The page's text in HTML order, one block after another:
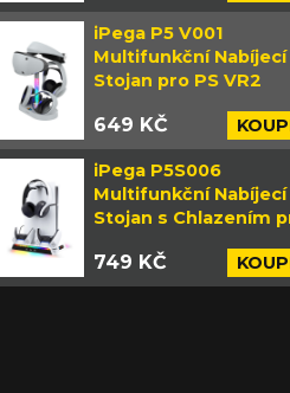
iPega P5 V001
Multifunkční Nabíjecí
Stojan pro PS VR2
649 KČ
iPega P5S006
Multifunkční Nabíjecí
Stojan s Chlazením
749 KČ